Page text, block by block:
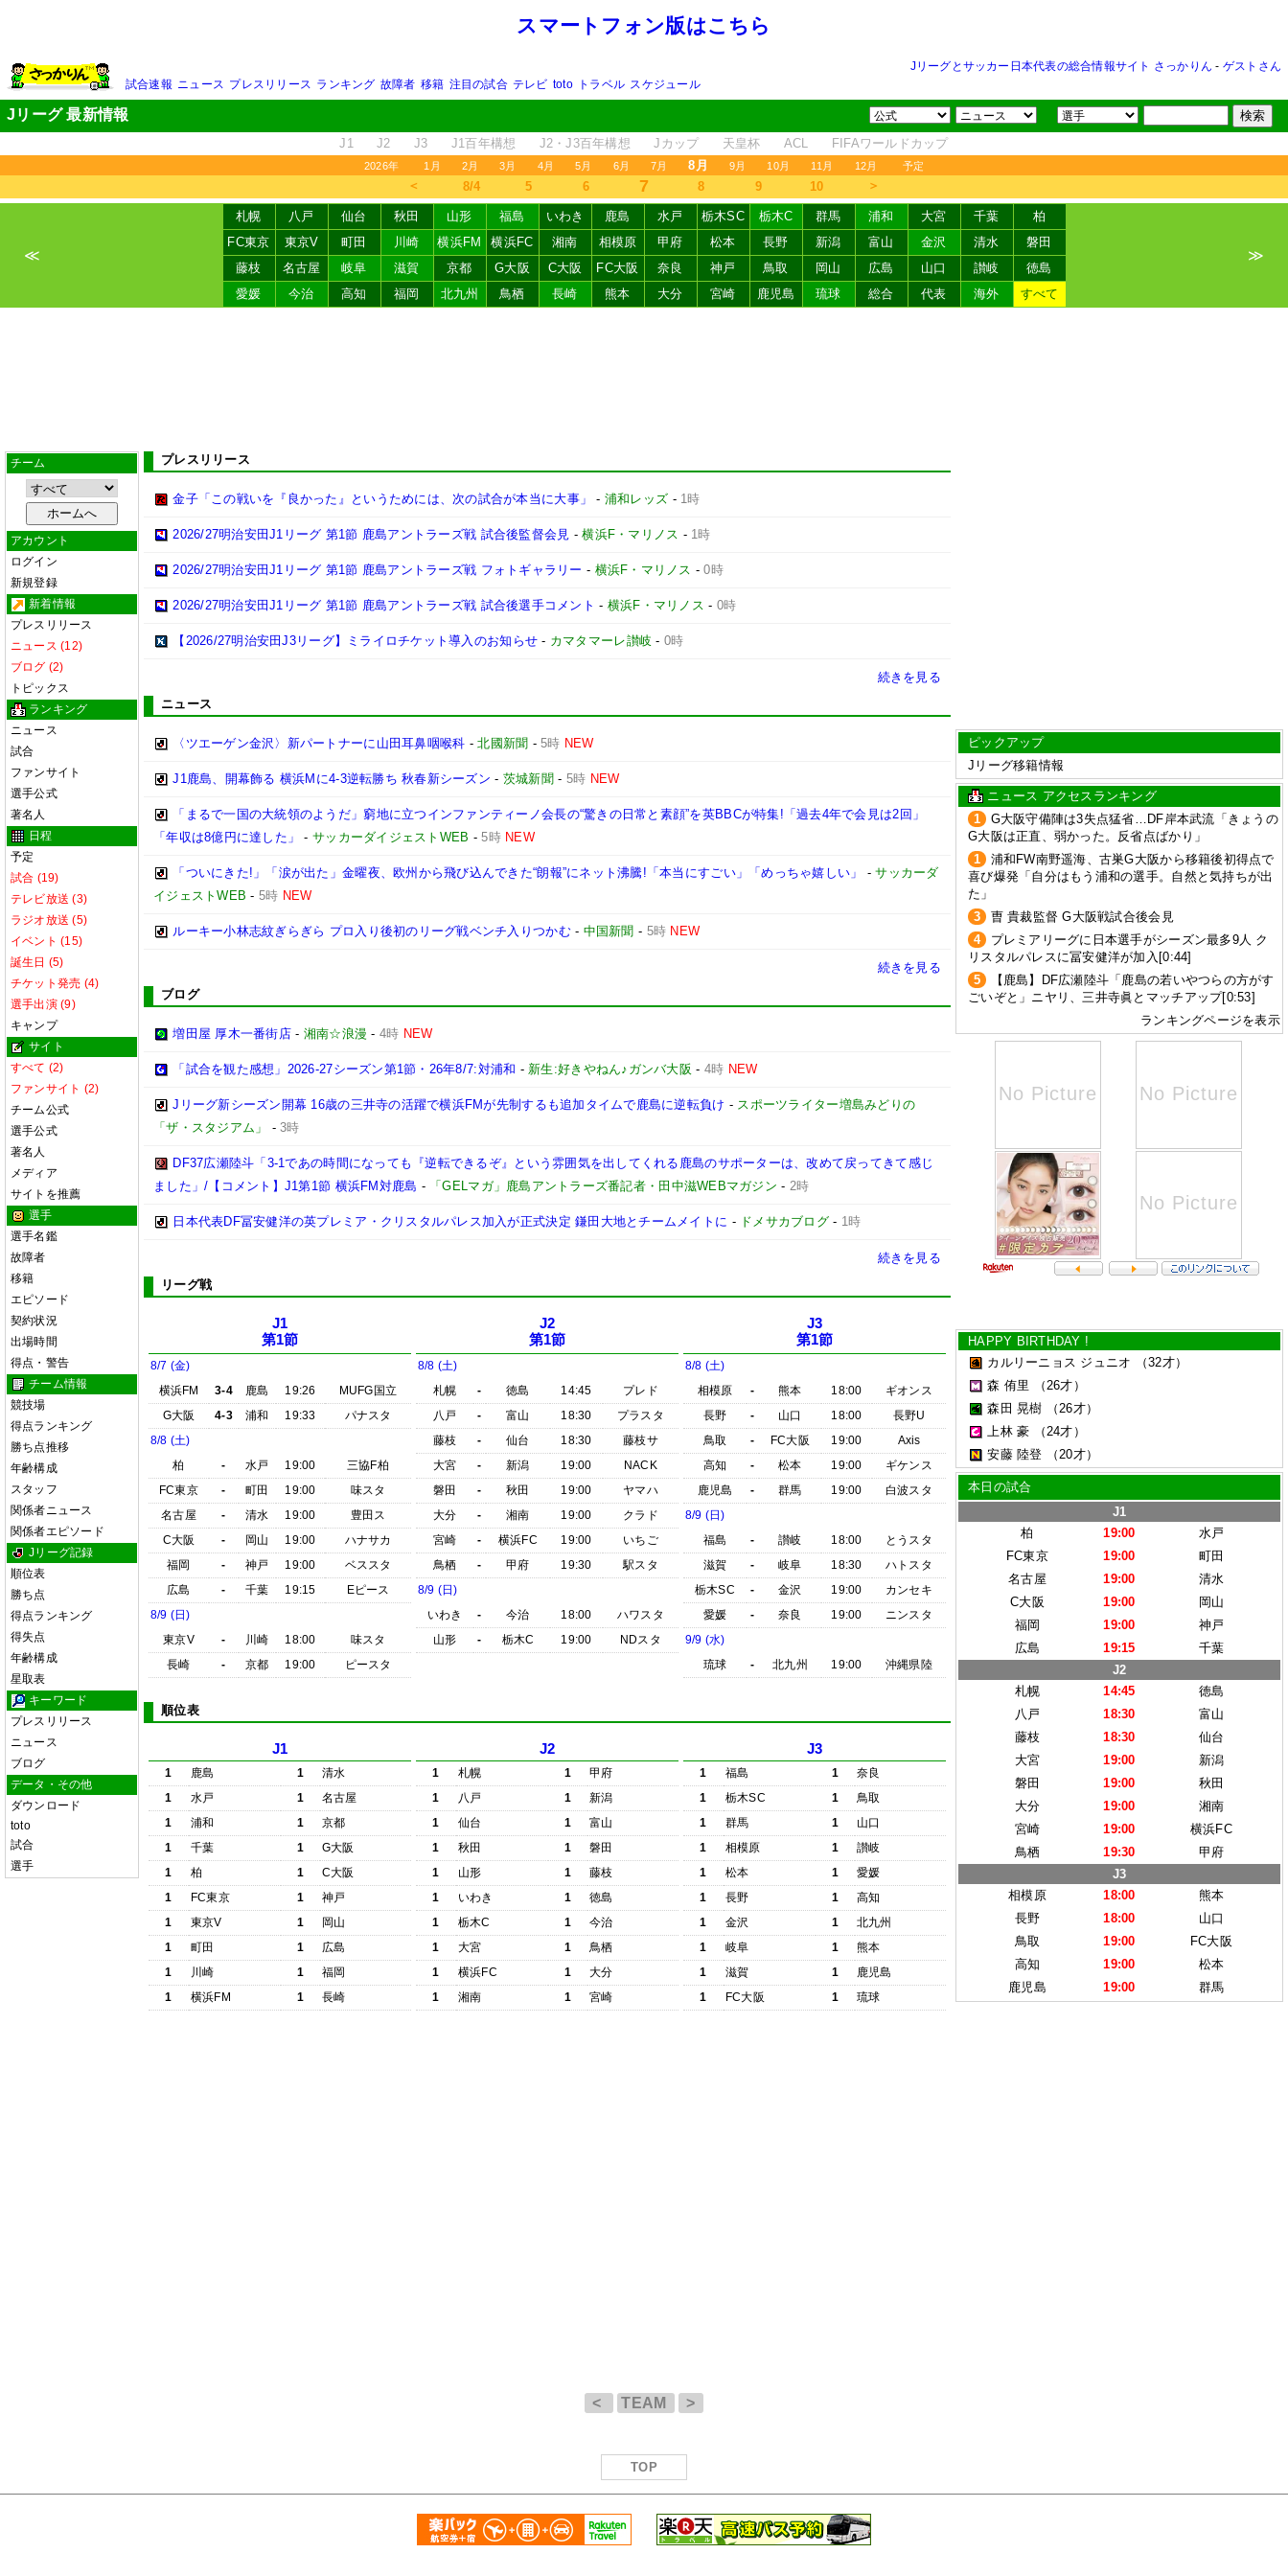
スマートフォン版はこちら
Jリーグとサッカー日本代表の総合情報サイト さっかりん - ゲストさん
試合速報 ニュース プレスリリース ランキング 故障者 移籍 注目の試合 テレビ toto トラベル スケジュール
Jリーグ 最新情報
J1 J2 J3 J1百年構想 J2・J3百年構想 Jカップ 天皇杯 ACL FIFAワールドカップ
2026年 1月 2月 3月 4月 5月 6月 7月 8月 9月 10月 11月 12月 予定
＜ 8/4 5 6 7 8 9 10 ＞
≪
札幌 八戸 仙台 秋田 山形 福島 いわき 鹿島 水戸 栃木SC 栃木C 群馬 浦和 大宮 千葉
柏
FC東京
東京V 町田 川崎 横浜FM 横浜FC 湘南 相模原 甲府 松本 長野 新潟 富山 金沢 清水
磐田
藤枝
名古屋 岐阜 滋賀 京都 G大阪 C大阪 FC大阪 奈良 神戸 鳥取 岡山 広島 山口 讃岐
徳島
愛媛
今治 高知 福岡 北九州 鳥栖 長崎 熊本 大分 宮崎 鹿児島 琉球 総合 代表 海外 すべて
≫
チーム
アカウント
ログイン
新規登録
新着情報
プレスリリース
ニュース (12)
ブログ (2)
トピックス
ランキング
ニュース
試合
ファンサイト
選手公式
著名人
日程
予定
試合 (19)
テレビ放送 (3)
ラジオ放送 (5)
イベント (15)
誕生日 (5)
チケット発売 (4)
選手出演 (9)
キャンプ
サイト
すべて (2)
ファンサイト (2)
チーム公式
選手公式
著名人
メディア
サイトを推薦
選手
選手名鑑
故障者
移籍
エピソード
契約状況
出場時間
得点・警告
チーム情報
競技場
得点ランキング
勝ち点推移
年齢構成
スタッフ
関係者ニュース
関係者エピソード
Jリーグ記録
順位表
勝ち点
得点ランキング
得失点
年齢構成
星取表
キーワード
プレスリリース
ニュース
ブログ
データ・その他
ダウンロード
toto
試合
選手
プレスリリース
金子「この戦いを『良かった』というためには、次の試合が本当に大事」 - 浦和レッズ - 1時
2026/27明治安田J1リーグ 第1節 鹿島アントラーズ戦 試合後監督会見 -横浜F・マリノス - 1時
2026/27明治安田J1リーグ 第1節 鹿島アントラーズ戦 フォトギャラリー - 横浜F・マリノス -0時
2026/27明治安田J1リーグ 第1節 鹿島アントラーズ戦 試合後選手コメント - 横浜F・マリノス - 0時
【2026/27明治安田J3リーグ】ミライロチケット導入のお知らせ - カマタマーレ讃岐 - 0時
続きを見る
ニュース
〈ツエーゲン金沢〉新パートナーに山田耳鼻咽喉科 -北國新聞 -5時 NEW
J1鹿島、開幕飾る 横浜Mに4-3逆転勝ち 秋春新シーズン - 茨城新聞 - 5時 NEW
「まるで一国の大統領のようだ」窮地に立つインファンティーノ会長の“驚きの日常と素顔”を英BBCが特集!「過去4年で会見は2回」
「年収は8億円に達した」
-サッカーダイジェストWEB -5時 NEW
「ついにきた!」「涙が出た」金曜夜、欧州から飛び込んできた“朗報”にネット沸騰!「本当にすごい」「めっちゃ嬉しい」 -サッカーダ
イジェストWEB - 5時 NEW
ルーキー小林志紋ぎらぎら プロ入り後初のリーグ戦ベンチ入りつかむ- 中国新聞 - 5時 NEW
続きを見る
ブログ
増田屋 厚木一番街店- 湘南☆浪漫 - 4時 NEW
「試合を観た感想」2026-27シーズン第1節・26年8/7:対浦和 - 新生:好きやねん♪ガンバ大阪 - 4時 NEW
Jリーグ新シーズン開幕 16歳の三井寺の活躍で横浜FMが先制するも追加タイムで鹿島に逆転負け - スポーツライター増島みどりの
「ザ・スタジアム」
-3時
DF37広瀬陸斗「3-1であの時間になっても『逆転できるぞ』という雰囲気を出してくれる鹿島のサポーターは、改めて戻ってきて感じ
ました」/【コメント】J1第1節 横浜FM対鹿島 - 「GELマガ」鹿島アントラーズ番記者・田中滋WEBマガジン - 2時
日本代表DF冨安健洋の英プレミア・クリスタルパレス加入が正式決定 鎌田大地とチームメイトに - ドメサカブログ- 1時
続きを見る
リーグ戦
J1
第1節
8/7 (金)
横浜FM
3-4 鹿島 19:26
MUFG国立
G大阪
4-3 浦和 19:33
パナスタ
8/8 (土)
柏
- 水戸 19:00
三協F柏
FC東京
- 町田 19:00
味スタ
名古屋
- 清水 19:00
豊田ス
C大阪
- 岡山 19:00
ハナサカ
福岡
- 神戸 19:00
ベススタ
広島
- 千葉 19:15
Eピース
8/9 (日)
東京V
- 川崎 18:00
味スタ
長崎
- 京都 19:00 ピースタ
J2
第1節
8/8 (土)
札幌
- 徳島 14:45
プレド
八戸
- 富山 18:30
プラスタ
藤枝
- 仙台 18:30
藤枝サ
大宮
- 新潟 19:00
NACK
磐田
- 秋田 19:00
ヤマハ
大分
- 湘南 19:00
クラド
宮崎
- 横浜FC 19:00
いちご
鳥栖
- 甲府 19:30
駅スタ
8/9 (日)
いわき
- 今治 18:00
ハワスタ
山形
- 栃木C 19:00 NDスタ
J3
第1節
8/8 (土)
相模原
- 熊本 18:00
ギオンス
長野
- 山口 18:00
長野U
鳥取
- FC大阪 19:00
Axis
高知
- 松本 19:00
ギケンス
鹿児島
- 群馬 19:00
白波スタ
8/9 (日)
福島
- 讃岐 18:00
とうスタ
滋賀
- 岐阜 18:30
ハトスタ
栃木SC
- 金沢 19:00
カンセキ
愛媛
- 奈良 19:00
ニンスタ
9/9 (水)
琉球
- 北九州 19:00 沖縄県陸
順位表
J1
1 鹿島 1
清水
1
水戸 1
名古屋
1
浦和 1
京都
1
千葉 1
G大阪
1
柏 1
C大阪
1
FC東京 1
神戸
1
東京V 1
岡山
1
町田 1
広島
1
川崎 1
福岡
1
横浜FM 1 長崎
J2
1 札幌 1
甲府
1
八戸 1
新潟
1
仙台 1
富山
1
秋田 1
磐田
1
山形 1
藤枝
1
いわき 1
徳島
1
栃木C 1
今治
1
大宮 1
鳥栖
1
横浜FC 1
大分
1
湘南 1 宮崎
J3
1 福島 1
奈良
1
栃木SC 1
鳥取
1
群馬 1
山口
1
相模原 1
讃岐
1
松本 1
愛媛
1
長野 1
高知
1
金沢 1
北九州
1
岐阜 1
熊本
1
滋賀 1
鹿児島
1
FC大阪 1 琉球
ピックアップ
Jリーグ移籍情報
ニュース アクセスランキング
1
G大阪守備陣は3失点猛省…DF岸本武流「きょうの
G大阪は正直、弱かった。反省点ばかり」
1
浦和FW南野遥海、古巣G大阪から移籍後初得点で
喜び爆発「自分はもう浦和の選手。自然と気持ちが出
た」
3
曺 貴裁監督 G大阪戦試合後会見
4
プレミアリーグに日本選手がシーズン最多9人 ク
リスタルパレスに冨安健洋が加入[0:44]
5
【鹿島】DF広瀬陸斗「鹿島の若いやつらの方がす
ごいぞと」ニヤリ、三井寺眞とマッチアップ[0:53]
ランキングページを表示
HAPPY BIRTHDAY !
カルリーニョス ジュニオ
（32才）
森 侑里
（26才）
森田 晃樹
（26才）
上林 豪
（24才）
安藤 陸登
（20才）
本日の試合
J1
柏
19:00
水戸
FC東京
19:00
町田
名古屋
19:00
清水
C大阪
19:00
岡山
福岡
19:00
神戸
広島
19:15
千葉
J2
札幌
14:45
徳島
八戸
18:30
富山
藤枝
18:30
仙台
大宮
19:00
新潟
磐田
19:00
秋田
大分
19:00
湘南
宮崎
19:00
横浜FC
鳥栖
19:30
甲府
J3
相模原
18:00
熊本
長野
18:00
山口
鳥取
19:00
FC大阪
高知
19:00
松本
鹿児島
19:00 群馬
< TEAM >
TOP